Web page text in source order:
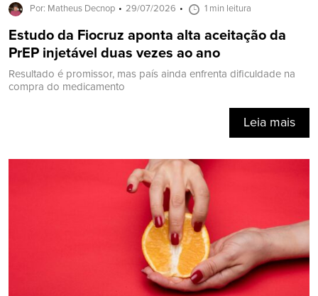
Por: Matheus Decnop 29/07/2026 1 min leitura
Estudo da Fiocruz aponta alta aceitação da
PrEP injetável duas vezes ao ano
Resultado é promissor, mas país ainda enfrenta dificuldade na
compra do medicamento
Leia mais